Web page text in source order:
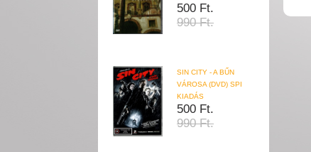
500 Ft.
990 Ft.
SIN CITY - A BŰN
VÁROSA (DVD) SPI
KIADÁS
500 Ft.
990 Ft.